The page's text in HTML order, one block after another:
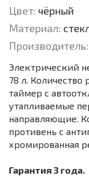
Цвет: чёрный
Материал:
Производитель:
Электрический
78 л.
таймер с
утапливаемые
направляющие.
противень с
хромированная
Гарантия 3 года.